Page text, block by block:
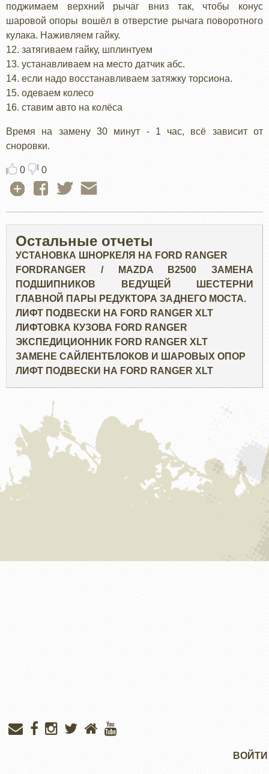
поджимаем верхний рычаг вниз так, чтобы конус
шаровой опоры вошёл в отверстие рычага поворотного
кулака. Наживляем гайку.
12. затягиваем гайку, шплинтуем
13. устанавливаем на место датчик абс.
14. если надо восстанавливаем затяжку торсиона.
15. одеваем колесо
16. ставим авто на колёса
Время на замену 30 минут - 1 час, всё зависит от
сноровки.
0 0
Остальные отчеты
УСТАНОВКА ШНОРКЕЛЯ НА FORD RANGER
FORDRANGER / MAZDA B2500 ЗАМЕНА
ПОДШИПНИКОВ ВЕДУЩЕЙ ШЕСТЕРНИ
ГЛАВНОЙ ПАРЫ РЕДУКТОРА ЗАДНЕГО МОСТА.
ЛИФТ ПОДВЕСКИ НА FORD RANGER XLT
ЛИФТОВКА КУЗОВА FORD RANGER
ЭКСПЕДИЦИОННИК FORD RANGER XLT
ЗАМЕНЕ САЙЛЕНТБЛОКОВ И ШАРОВЫХ ОПОР
ЛИФТ ПОДВЕСКИ НА FORD RANGER XLT
ВОЙТИ